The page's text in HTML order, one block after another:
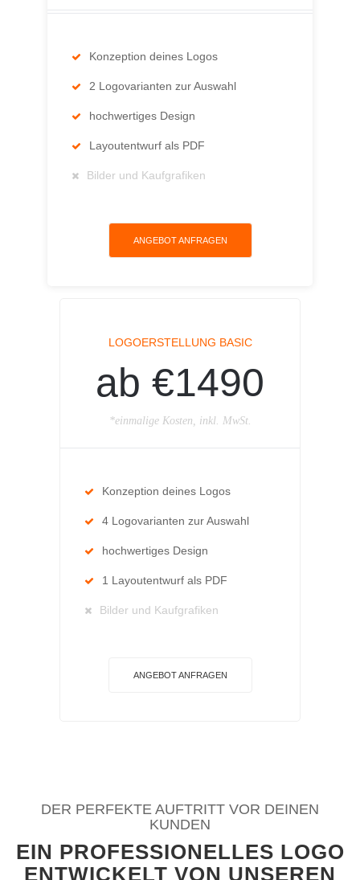
Konzeption deines Logos
2 Logovarianten zur Auswahl
hochwertiges Design
Layoutentwurf als PDF
Bilder und Kaufgrafiken
ANGEBOT ANFRAGEN
LOGOERSTELLUNG BASIC
ab €1490
*einmalige Kosten, inkl. MwSt.
Konzeption deines Logos
4 Logovarianten zur Auswahl
hochwertiges Design
1 Layoutentwurf als PDF
Bilder und Kaufgrafiken
ANGEBOT ANFRAGEN
DER PERFEKTE AUFTRITT VOR DEINEN
KUNDEN
EIN PROFESSIONELLES LOGO
ENTWICKELT VON UNSEREN